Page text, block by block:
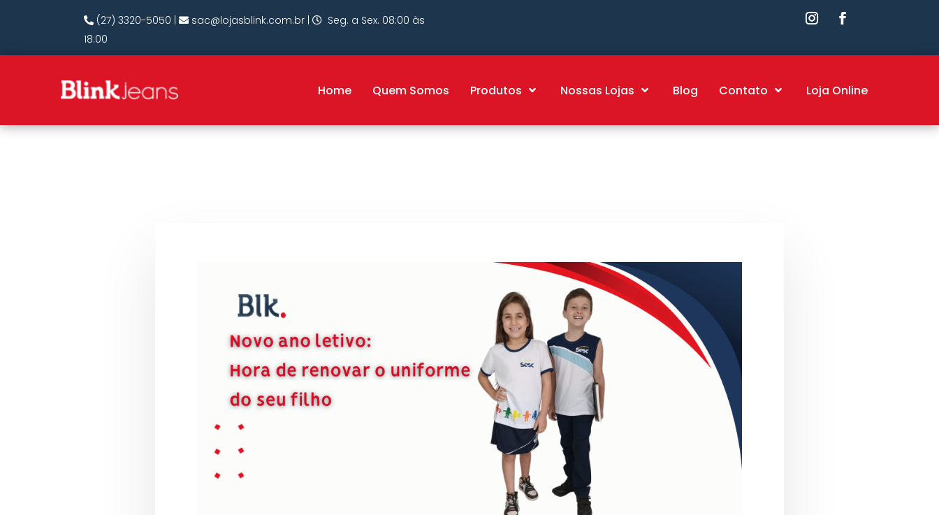
(27) 3320-5050 sac@lojasblink.com.br
Seg. a Sex. 08:00 às
18:00
Home Quem Somos Produtos Nossas Lojas Blog Contato Loja Online